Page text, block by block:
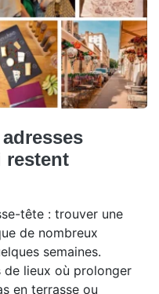
restent
tête : trouver une
de nombreux
semaines.
de lieux où prolonger
en terrasse ou